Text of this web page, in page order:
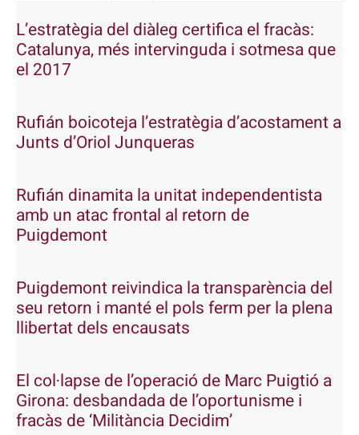
L’estratègia del diàleg certifica el fracàs:
Catalunya, més intervinguda i sotmesa que
el 2017
Rufián boicoteja l’estratègia d’acostament a
Junts d’Oriol Junqueras
Rufián dinamita la unitat independentista
amb un atac frontal al retorn de
Puigdemont
Puigdemont reivindica la transparència del
seu retorn i manté el pols ferm per la plena
llibertat dels encausats
El col·lapse de l’operació de Marc Puigtió a
Girona: desbandada de l’oportunisme i
fracàs de ‘Militància Decidim’